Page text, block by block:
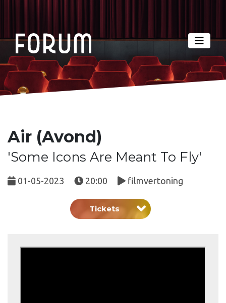
Air (Avond)
'Some Icons Are Meant To Fly'
01-05-2023 20:00 filmvertoning
Tickets